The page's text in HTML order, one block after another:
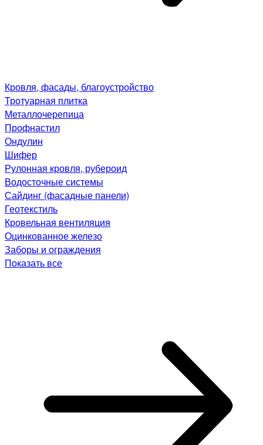
Кровля, фасады, благоустройство
Тротуарная плитка
Металлочерепица
Профнастил
Ондулин
Шифер
Рулонная кровля, рубероид
Водосточные системы
Сайдинг (фасадные панели)
Геотекстиль
Кровельная вентиляция
Оцинкованное железо
Заборы и ограждения
Показать все